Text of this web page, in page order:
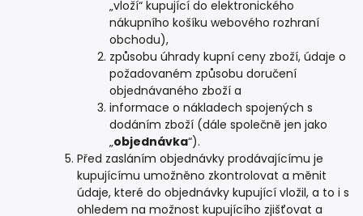
„vloží“ kupující do elektronického
nákupního košíku webového rozhraní
obchodu),
způsobu úhrady kupní ceny zboží, údaje o
požadovaném způsobu doručení
objednávaného zboží a
informace o nákladech spojených s
dodáním zboží (dále společně jen jako
„objednávka“).
Před zasláním objednávky prodávajícímu je
kupujícímu umožněno zkontrolovat a měnit
údaje, které do objednávky kupující vložil, a to i s
ohledem na možnost kupujícího zjišťovat a